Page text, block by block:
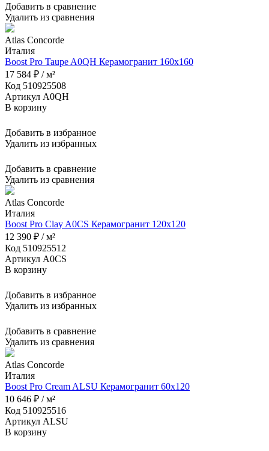
Добавить в сравнение
Удалить из сравнения
Atlas Concorde
Италия
Boost Pro Taupe A0QH Керамогранит 160x160
17 584 ₽ / м²
Код 510925508
Артикул A0QH
В корзину
Добавить в избранное
Удалить из избранных
Добавить в сравнение
Удалить из сравнения
Atlas Concorde
Италия
Boost Pro Clay A0CS Керамогранит 120x120
12 390 ₽ / м²
Код 510925512
Артикул A0CS
В корзину
Добавить в избранное
Удалить из избранных
Добавить в сравнение
Удалить из сравнения
Atlas Concorde
Италия
Boost Pro Cream ALSU Керамогранит 60x120
10 646 ₽ / м²
Код 510925516
Артикул ALSU
В корзину